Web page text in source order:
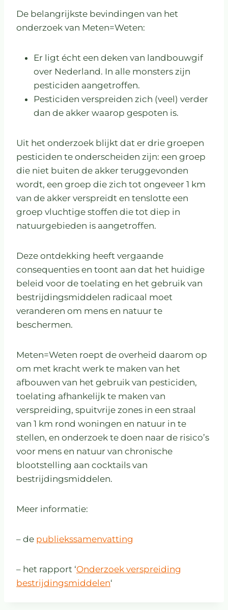
De belangrijkste bevindingen van het
onderzoek van Meten=Weten:
Er ligt écht een deken van landbouwgif
over Nederland. In alle monsters zijn
pesticiden aangetroffen.
Pesticiden verspreiden zich (veel) verder
dan de akker waarop gespoten is.
Uit het onderzoek blijkt dat er drie groepen
pesticiden te onderscheiden zijn: een groep
die niet buiten de akker teruggevonden
wordt, een groep die zich tot ongeveer 1 km
van de akker verspreidt en tenslotte een
groep vluchtige stoffen die tot diep in
natuurgebieden is aangetroffen.
Deze ontdekking heeft vergaande
consequenties en toont aan dat het huidige
beleid voor de toelating en het gebruik van
bestrijdingsmiddelen radicaal moet
veranderen om mens en natuur te
beschermen.
Meten=Weten roept de overheid daarom op
om met kracht werk te maken van het
afbouwen van het gebruik van pesticiden,
toelating afhankelijk te maken van
verspreiding, spuitvrije zones in een straal
van 1 km rond woningen en natuur in te
stellen, en onderzoek te doen naar de risico’s
voor mens en natuur van chronische
blootstelling aan cocktails van
bestrijdingsmiddelen.
Meer informatie:
– de publiekssamenvatting
– het rapport ‘Onderzoek verspreiding
bestrijdingsmiddelen‘